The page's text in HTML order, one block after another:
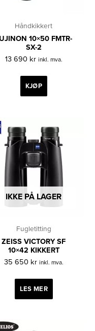
Håndkikkert
10×50 FMTR-
SX-2
13 690 kr inkl. mva.
KJØP
IKKE PÅ LAGER
Fugletitting
ZEISS VICTORY SF
10×42 KIKKERT
35 650 kr inkl. mva.
LES MER